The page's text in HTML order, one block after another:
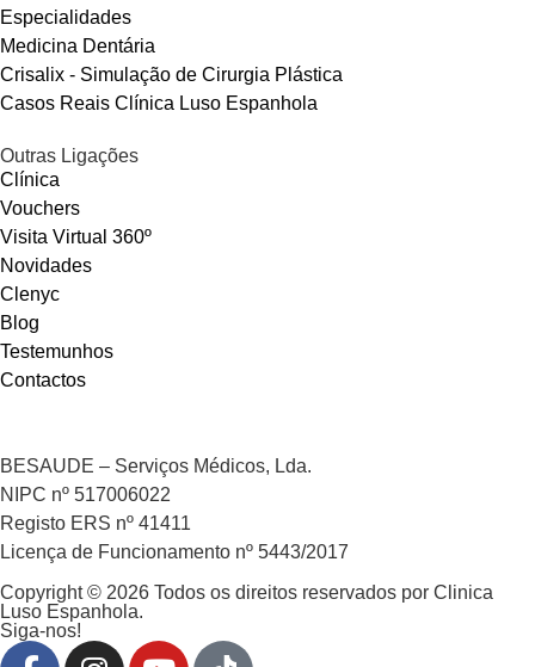
Especialidades
Medicina Dentária
Crisalix - Simulação de Cirurgia Plástica
Casos Reais Clínica Luso Espanhola
Outras Ligações
Clínica
Vouchers
Visita Virtual 360º
Novidades
Clenyc
Blog
Testemunhos
Contactos
BESAUDE – Serviços Médicos, Lda.
NIPC nº 517006022
Registo ERS nº 41411
Licença de Funcionamento nº 5443/2017
Copyright © 2026 Todos os direitos reservados por Clinica
Luso Espanhola.
Siga-nos!